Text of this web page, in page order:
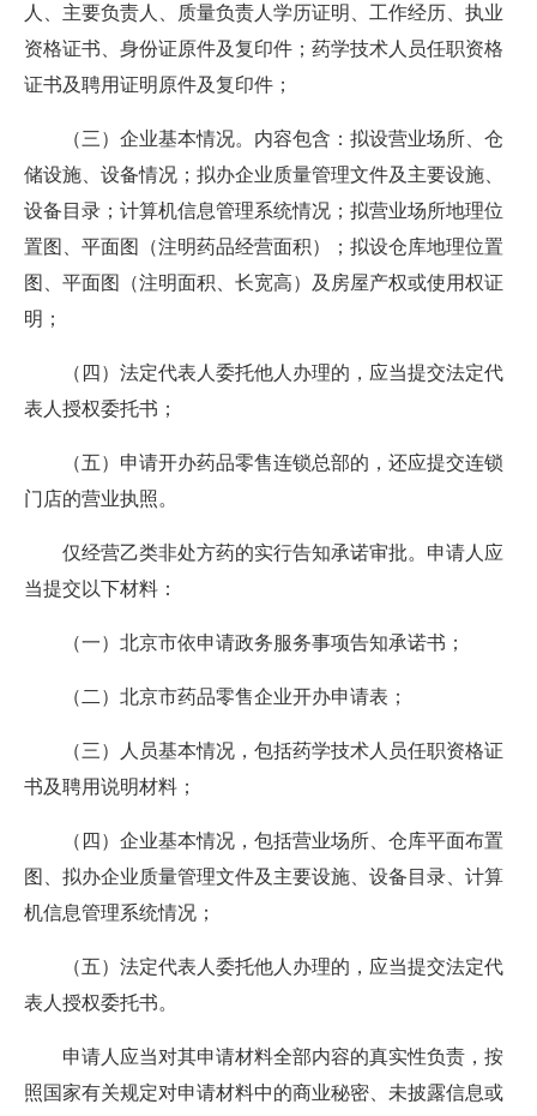
人、主要负责人、质量负责人学历证明、工作经历、执业
资格证书、身份证原件及复印件；药学技术人员任职资格
证书及聘用证明原件及复印件；
（三）企业基本情况。内容包含：拟设营业场所、仓
储设施、设备情况；拟办企业质量管理文件及主要设施、
设备目录；计算机信息管理系统情况；拟营业场所地理位
置图、平面图（注明药品经营面积）；拟设仓库地理位置
图、平面图（注明面积、长宽高）及房屋产权或使用权证
明；
（四）法定代表人委托他人办理的，应当提交法定代
表人授权委托书；
（五）申请开办药品零售连锁总部的，还应提交连锁
门店的营业执照。
仅经营乙类非处方药的实行告知承诺审批。申请人应
当提交以下材料：
（一）北京市依申请政务服务事项告知承诺书；
（二）北京市药品零售企业开办申请表；
（三）人员基本情况，包括药学技术人员任职资格证
书及聘用说明材料；
（四）企业基本情况，包括营业场所、仓库平面布置
图、拟办企业质量管理文件及主要设施、设备目录、计算
机信息管理系统情况；
（五）法定代表人委托他人办理的，应当提交法定代
表人授权委托书。
申请人应当对其申请材料全部内容的真实性负责，按
照国家有关规定对申请材料中的商业秘密、未披露信息或